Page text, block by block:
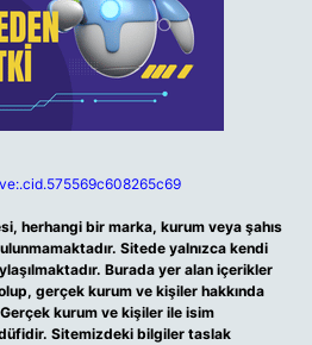
herhangi bir marka, kurum veya şahıs
Sitede yalnızca kendi
Burada yer alan içerikler
gerçek kurum ve kişiler hakkında
kurum ve kişiler ile isim
Sitemizdeki bilgiler taslak